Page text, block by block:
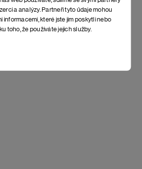
a analýzy. Partneři tyto údaje mohou
informacemi, které jste jim poskytli nebo
toho, že používáte jejich služby.